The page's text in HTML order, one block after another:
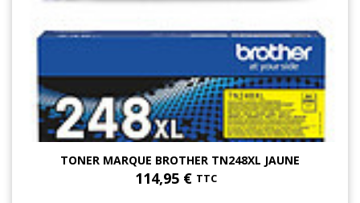
TONER MARQUE BROTHER TN248XL JAUNE
114,95 € TTC